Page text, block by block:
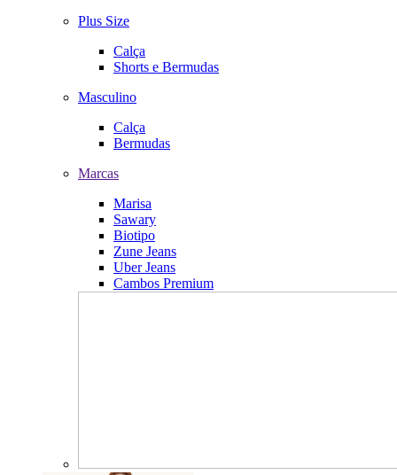
Plus Size
Calça
Shorts e Bermudas
Masculino
Calça
Bermudas
Marcas
Marisa
Sawary
Biotipo
Zune Jeans
Uber Jeans
Cambos Premium